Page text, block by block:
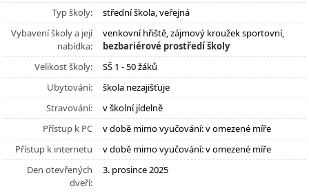
Typ školy:
střední škola, veřejná
Vybavení školy a její
nabídka:
venkovní hřiště, zájmový kroužek sportovní,
bezbariérové prostředí školy
Velikost školy:
SŠ 1 - 50 žáků
Ubytování:
škola nezajišťuje
Stravování:
v školní jídelně
Přístup k PC
v době mimo vyučování: v omezené míře
Přístup k internetu
v době mimo vyučování: v omezené míře
Den otevřených
dveří:
3. prosince 2025